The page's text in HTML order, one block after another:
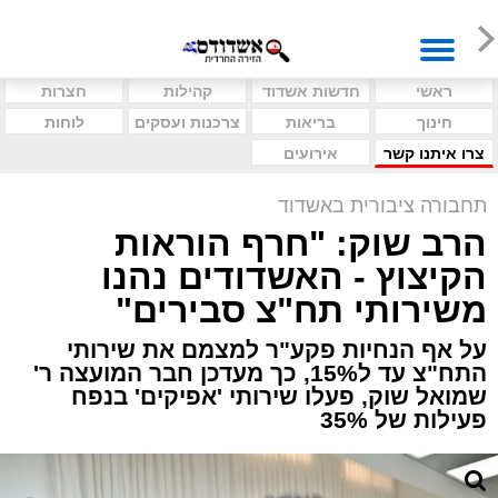
ראשי חדשות אשדוד קהילות
חצרות
חינוך
בריאות צרכנות ועסקים
לוחות
צרו איתנו קשר
אירועים
תחבורה ציבורית באשדוד
הרב שוק: "חרף הוראות
הקיצוץ - האשדודים נהנו
משירותי תח"צ סבירים"
על אף הנחיות פקע"ר למצמם את שירותי
התח"צ עד ל15%, כך מעדכן חבר המועצה ר'
שמואל שוק, פעלו שירותי 'אפיקים' בנפח
פעילות של 35%